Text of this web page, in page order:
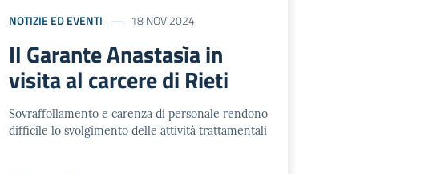
NOTIZIE ED EVENTI 18 NOV 2024
Il Garante Anastasìa in
visita al carcere di Rieti
Sovraffollamento e carenza di personale rendono
difficile lo svolgimento delle attività trattamentali